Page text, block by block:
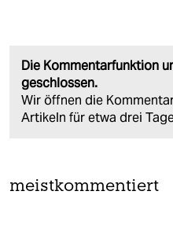
Die Kommentarfunktion
geschlossen.
Wir öffnen die
Artikeln für etwa drei
meistkommentiert